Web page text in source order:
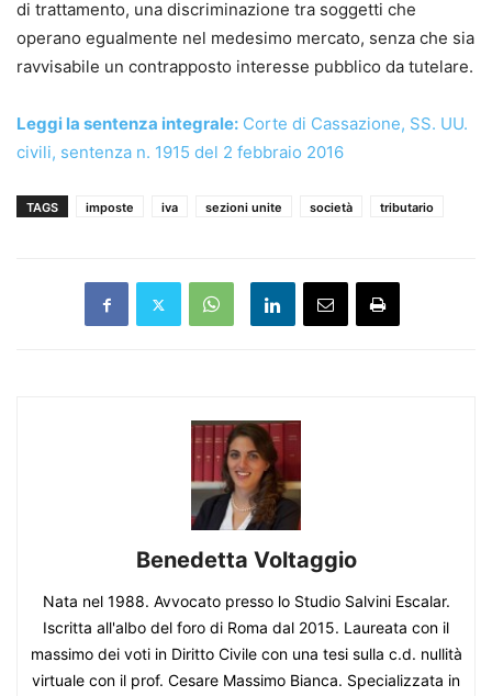
di trattamento, una discriminazione tra soggetti che
operano egualmente nel medesimo mercato, senza che sia
ravvisabile un contrapposto interesse pubblico da tutelare.
Leggi la sentenza integrale: Corte di Cassazione, SS. UU.
civili, sentenza n. 1915 del 2 febbraio 2016
TAGS imposte iva sezioni unite società tributario
Benedetta Voltaggio
Nata nel 1988. Avvocato presso lo Studio Salvini Escalar.
Iscritta all'albo del foro di Roma dal 2015. Laureata con il
massimo dei voti in Diritto Civile con una tesi sulla c.d. nullità
virtuale con il prof. Cesare Massimo Bianca. Specializzata in